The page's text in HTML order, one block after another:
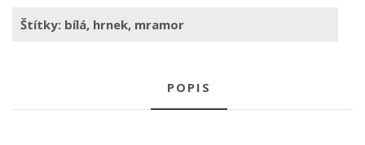
Štítky: bílá, hrnek, mramor
POPIS